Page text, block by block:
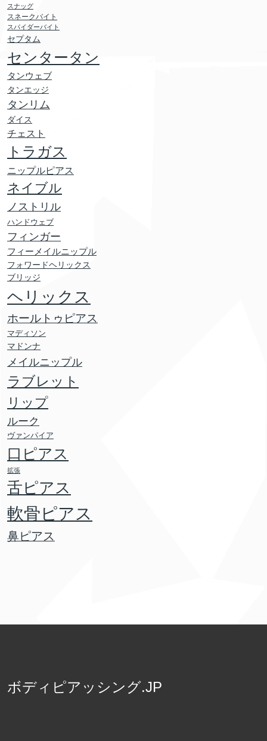
スナッグ
スネークバイト
スパイダーバイト
セプタム
センタータン
タンウェブ
タンエッジ
タンリム
ダイス
チェスト
トラガス
ニップルピアス
ネイブル
ノストリル
ハンドウェブ
フィンガー
フィーメイルニップル
フォワードヘリックス
ブリッジ
ヘリックス
ホールトゥピアス
マディソン
マドンナ
メイルニップル
ラブレット
リップ
ルーク
ヴァンパイア
口ピアス
拡張
舌ピアス
軟骨ピアス
鼻ピアス
ボディピアッシング.JP